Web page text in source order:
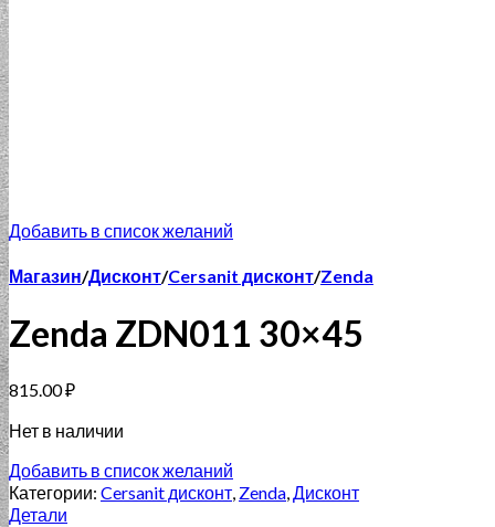
Добавить в список желаний
Магазин/Дисконт/Cersanit дисконт/Zenda
Zenda ZDN011 30×45
815.00₽
Нет в наличии
Добавить в список желаний
Категории: Cersanit дисконт, Zenda,Дисконт
Детали